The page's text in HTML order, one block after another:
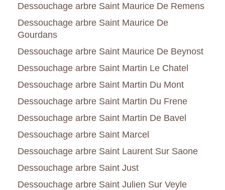
Dessouchage arbre Saint Maurice De Remens
Dessouchage arbre Saint Maurice De
Gourdans
Dessouchage arbre Saint Maurice De Beynost
Dessouchage arbre Saint Martin Le Chatel
Dessouchage arbre Saint Martin Du Mont
Dessouchage arbre Saint Martin Du Frene
Dessouchage arbre Saint Martin De Bavel
Dessouchage arbre Saint Marcel
Dessouchage arbre Saint Laurent Sur Saone
Dessouchage arbre Saint Just
Dessouchage arbre Saint Julien Sur Veyle